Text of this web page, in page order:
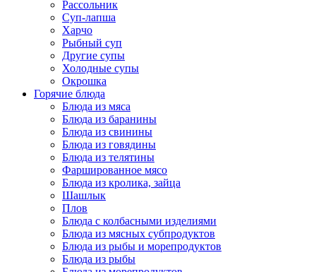
Рассольник
Суп-лапша
Харчо
Рыбный суп
Другие супы
Холодные супы
Окрошка
Горячие блюда
Блюда из мяса
Блюда из баранины
Блюда из свинины
Блюда из говядины
Блюда из телятины
Фаршированное мясо
Блюда из кролика, зайца
Шашлык
Плов
Блюда с колбасными изделиями
Блюда из мясных субпродуктов
Блюда из рыбы и морепродуктов
Блюда из рыбы